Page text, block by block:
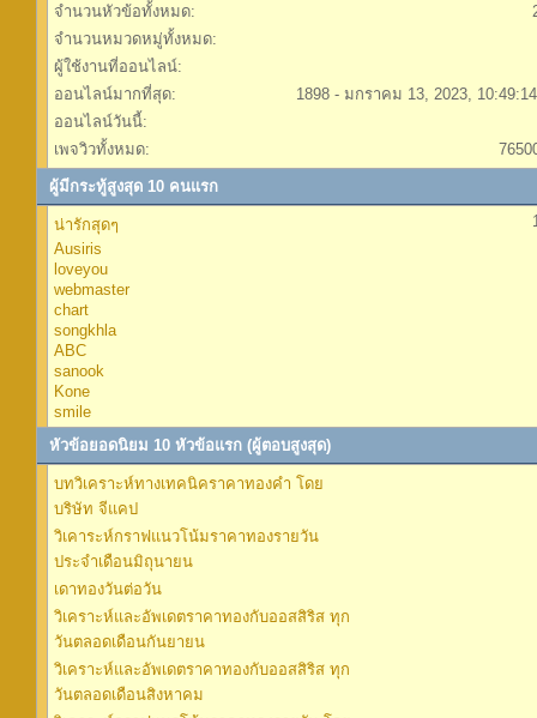
จำนวนหัวข้อทั้งหมด:
จำนวนหมวดหมู่ทั้งหมด:
ผู้ใช้งานที่ออนไลน์:
ออนไลน์มากที่สุด:
1898 - มกราคม 13, 2023,
ออนไลน์วันนี้:
เพจวิวทั้งหมด:
ผู้มีกระทู้สูงสุด 10 คนแรก
น่ารักสุดๆ
Ausiris
loveyou
webmaster
chart
songkhla
ABC
sanook
Kone
smile
หัวข้อยอดนิยม 10 หัวข้อแรก (ผู้ตอบสูงสุด)
บทวิเคราะห์ทางเทคนิคราคาทองคำ โดย
บริษัท จีแคป
วิเคาระห์กราฟแนวโน้มราคาทองรายวัน
ประจำเดือนมิถุนายน
เดาทองวันต่อวัน
วิเคราะห์และอัพเดตราคาทองกับออสสิริส ทุก
วันตลอดเดือนกันยายน
วิเคราะห์และอัพเดตราคาทองกับออสสิริส ทุก
วันตลอดเดือนสิงหาคม